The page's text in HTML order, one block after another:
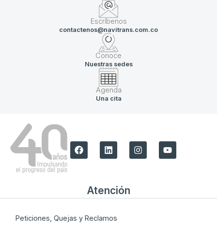
Escríbenos
contactenos@navitrans.com.co
Conoce
Nuestras sedes
Agenda
Una cita
Atención
Peticiones, Quejas y Reclamos